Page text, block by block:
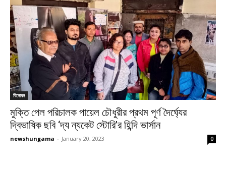
বিনোদন
মুক্তি পেল পরিচালক পায়েল চৌধুরীর প্রথম পূর্ণ দৈর্ঘ্যের
দ্বিভাষিক ছবি ‘দ্য ন্যকেট স্টোরি’র হিন্দি ভার্সান
newshungama - January 20, 2023 0